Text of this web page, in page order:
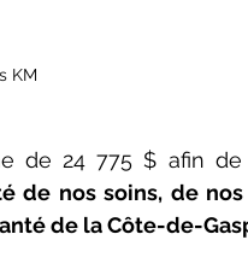
KM
de 24 775 $ afin
de nos soins, de
de la Côte-de-